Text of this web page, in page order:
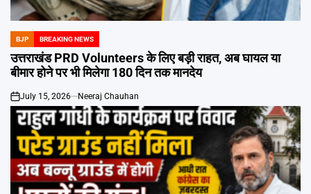
POSTED
IN
BJP BREAKING NEWS
उत्तराखंड PRD Volunteers के लिए बड़ी राहत, अब घायल या
बीमार होने पर भी मिलेगा 180 दिन तक मानदेय
on
July 15, 2026 Neeraj Chauhan